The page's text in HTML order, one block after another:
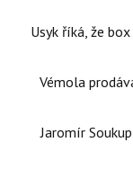
Usyk říká, že
Vémola
Jaromír